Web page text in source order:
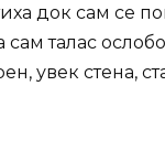
док сам се
талас
увек стена,